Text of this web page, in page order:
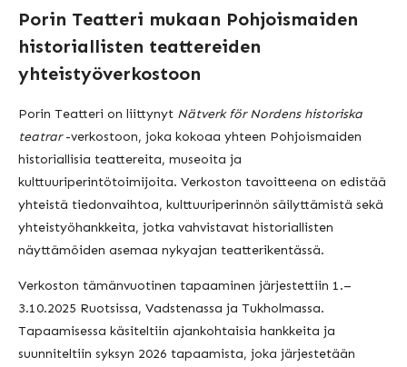
Porin Teatteri mukaan Pohjoismaiden
historiallisten teattereiden
yhteistyöverkostoon
Porin Teatteri on liittynyt Nätverk för Nordens historiska
teatrar-verkostoon, joka kokoaa yhteen Pohjoismaiden
historiallisia teattereita, museoita ja
kulttuuriperintötoimijoita. Verkoston tavoitteena on edistää
yhteistä tiedonvaihtoa, kulttuuriperinnön säilyttämistä sekä
yhteistyöhankkeita, jotka vahvistavat historiallisten
näyttämöiden asemaa nykyajan teatterikentässä.
Verkoston tämänvuotinen tapaaminen järjestettiin 1.–
3.10.2025 Ruotsissa, Vadstenassa ja Tukholmassa.
Tapaamisessa käsiteltiin ajankohtaisia hankkeita ja
suunniteltiin syksyn 2026 tapaamista, joka järjestetään